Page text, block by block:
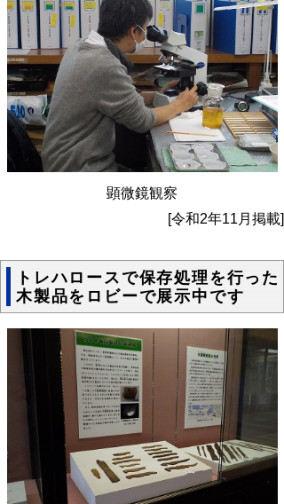
顕微鏡観察
[令和2年11月掲載]
トレハロースで保存処理を行った
木製品をロビーで展示中です